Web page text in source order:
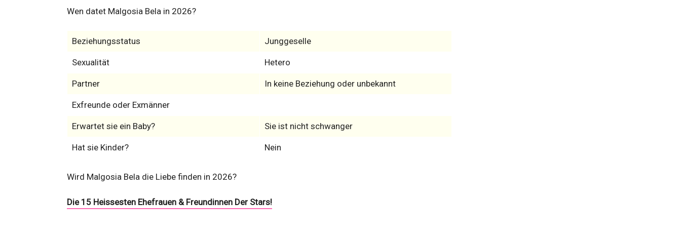
Wen datet Malgosia Bela in 2026?
Beziehungsstatus Junggeselle
Sexualität Hetero
Partner In keine Beziehung oder unbekannt
Exfreunde oder Exmänner
Erwartet sie ein Baby? Sie ist nicht schwanger
Hat sie Kinder? Nein
Wird Malgosia Bela die Liebe finden in 2026?
Die 15 Heissesten Ehefrauen & Freundinnen Der Stars!